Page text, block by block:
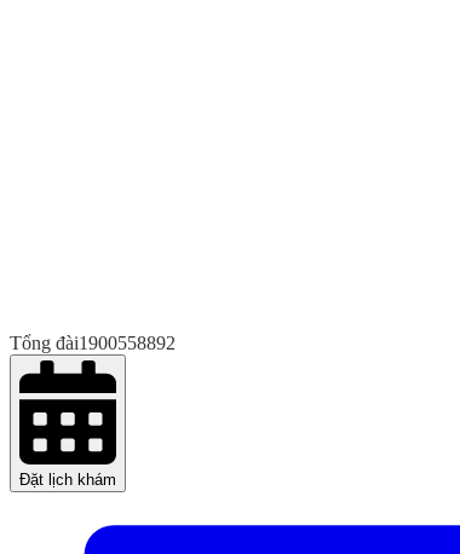
Tổng đài1900558892
Đặt lịch khám